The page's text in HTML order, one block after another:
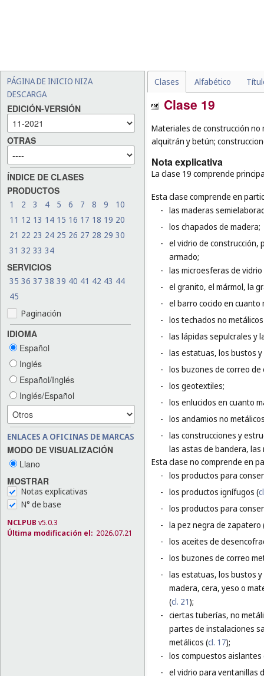
PÁGINA DE INICIO NIZA
DESCARGA
EDICIÓN-VERSIÓN
OTRAS
ÍNDICE DE CLASES
PRODUCTOS
1 2 3 4 5 6 7 8 9
10
11 12 13 14 15 16 17 18 19 20
21 22 23 24 25 26 27 28 29 30
31 32 33 34
SERVICIOS
35 36 37 38 39 40 41 42 43 44
45
Paginación
IDIOMA
Español
Inglés
Español/Inglés
Inglés/Español
ENLACES A OFICINAS DE MARCAS
MODO DE VISUALIZACIÓN
Llano
MOSTRAR
Notas explicativas
N° de base
NCLPUB v5.0.3
Última modificación el: 2026.07.21
Clases Alfabético
Clase 19
Materiales de construcción
alquitrán y betún;
Nota explicativa
La clase 19 comprende
Esta clase comprende en
- las maderas
- los chapados de madera;
- el vidrio de construcción,
armado;
- las microesferas de
- el granito, el mármol, la
- el barro cocido en
- los techados no
- las lápidas sepulcrales y
- las estatuas, los bustos
- los buzones de correo de
- los geotextiles;
- los enlucidos en cuanto
- los andamios no
- las construcciones y
las astas de bandera,
Esta clase no comprende en
- los productos para
- los productos ignífugos (
- los productos para
- la pez negra de zapatero
- los aceites de
- los buzones de correo
- las estatuas, los bustos
madera, cera, yeso o
(cl. 21);
- ciertas tuberías, no
partes de instalaciones
metálicos (cl. 17);
- los compuestos
- el vidrio para ventanillas